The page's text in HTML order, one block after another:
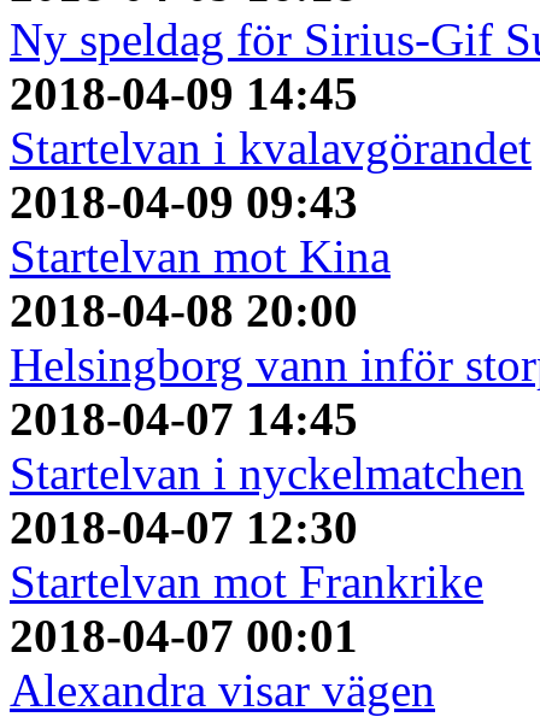
Ny speldag för Sirius-Gif
2018-04-09 14:45
Startelvan i kvalavgörandet
2018-04-09 09:43
Startelvan mot Kina
2018-04-08 20:00
Helsingborg vann inför
2018-04-07 14:45
Startelvan i nyckelmatchen
2018-04-07 12:30
Startelvan mot Frankrike
2018-04-07 00:01
Alexandra visar vägen